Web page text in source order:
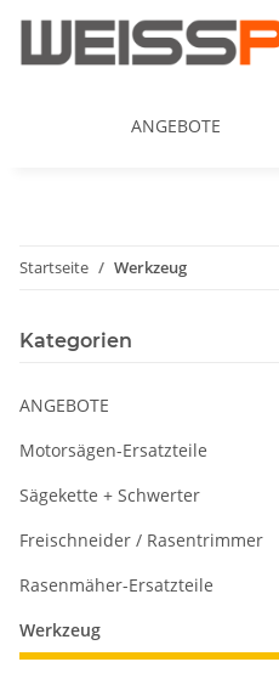
ANGEBOTE
Startseite Werkzeug
Kategorien
ANGEBOTE
Motorsägen-Ersatzteile
Sägekette + Schwerter
Freischneider / Rasentrimmer
Rasenmäher-Ersatzteile
Werkzeug